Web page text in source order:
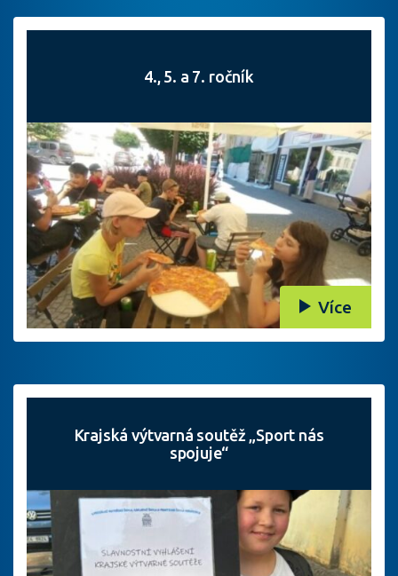
4., 5. a 7. ročník
Více
Krajská výtvarná soutěž „Sport nás
spojuje“